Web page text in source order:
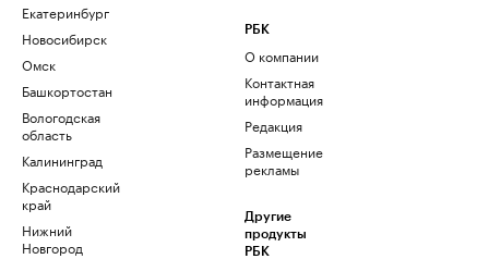
Екатеринбург
Новосибирск
Омск
Башкортостан
Вологодская
область
Калининград
Краснодарский
край
Нижний
Новгород
РБК
О компании
Контактная
информация
Редакция
Размещение
рекламы
Другие
продукты
РБК